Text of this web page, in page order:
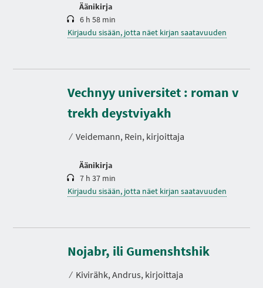
Äänikirja
6 h 58 min
Kirjaudu sisään, jotta näet kirjan saatavuuden
Vechnyy universitet : roman v
trekh deystviyakh
⁄ Veidemann, Rein, kirjoittaja
Äänikirja
K
e
s
t
7 h 37 min
Kirjaudu sisään, jotta näet kirjan saatavuuden
Nojabr, ili Gumenshtshik
⁄ Kivirähk, Andrus, kirjoittaja
K
s
t